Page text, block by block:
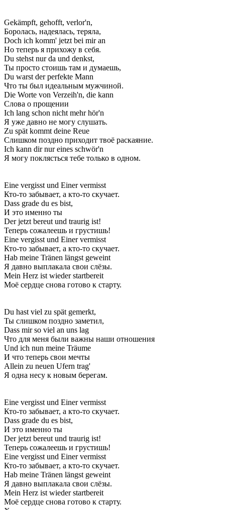
Gekämpft, gehofft, verlor'n,
Боролась, надеялась, теряла,
Doch ich komm' jetzt bei mir an
Но теперь я прихожу в себя.
Du stehst nur da und denkst,
Ты просто стоишь там и думаешь,
Du warst der perfekte Mann
Что ты был идеальным мужчиной.
Die Worte von Verzeih'n, die kann
Слова о прощении
Ich lang schon nicht mehr hör'n
Я уже давно не могу слушать.
Zu spät kommt deine Reue
Слишком поздно приходит твоё раскаяние.
Ich kann dir nur eines schwör'n
Я могу поклясться тебе только в одном.
Eine vergisst und Einer vermisst
Кто-то забывает, а кто-то скучает.
Dass grade du es bist,
И это именно ты
Der jetzt bereut und traurig ist!
Теперь сожалеешь и грустишь!
Eine vergisst und Einer vermisst
Кто-то забывает, а кто-то скучает.
Hab meine Tränen längst geweint
Я давно выплакала свои слёзы.
Mein Herz ist wieder startbereit
Моё сердце снова готово к старту.
Du hast viel zu spät gemerkt,
Ты слишком поздно заметил,
Dass mir so viel an uns lag
Что для меня были важны наши отношения
Und ich nun meine Träume
И что теперь свои мечты
Allein zu neuen Ufern trag'
Я одна несу к новым берегам.
Eine vergisst und Einer vermisst
Кто-то забывает, а кто-то скучает.
Dass grade du es bist,
И это именно ты
Der jetzt bereut und traurig ist!
Теперь сожалеешь и грустишь!
Eine vergisst und Einer vermisst
Кто-то забывает, а кто-то скучает.
Hab meine Tränen längst geweint
Я давно выплакала свои слёзы.
Mein Herz ist wieder startbereit
Моё сердце снова готово к старту.